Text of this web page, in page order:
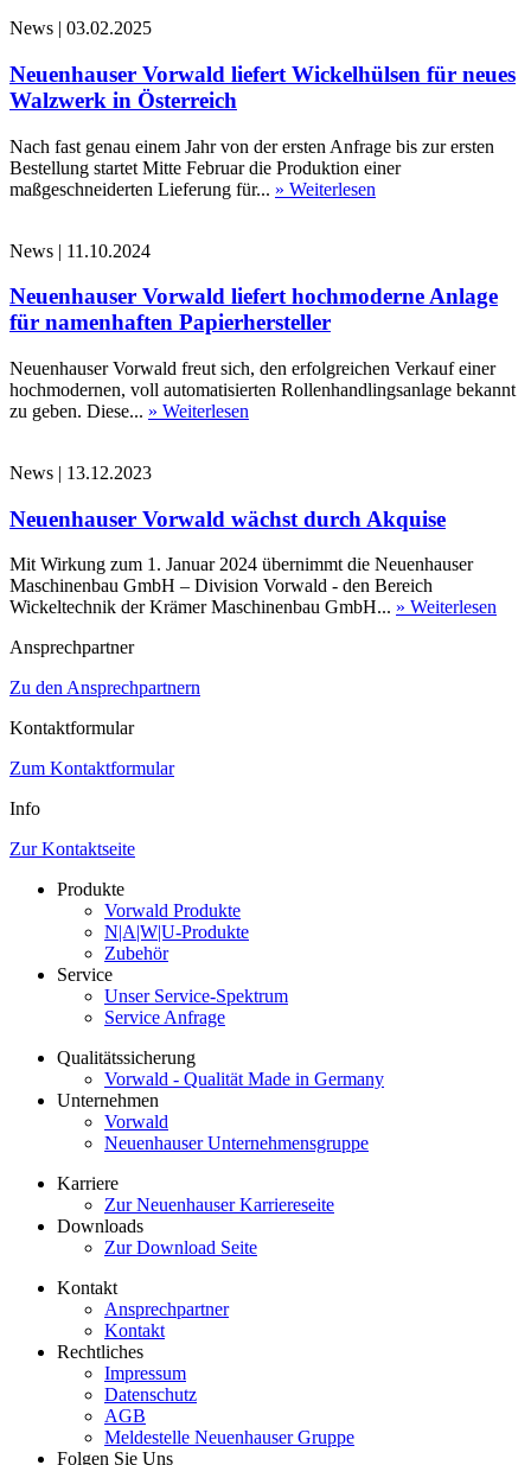
News | 03.02.2025
Neuenhauser Vorwald liefert Wickelhülsen für neues
Walzwerk in Österreich
Nach fast genau einem Jahr von der ersten Anfrage bis zur ersten
Bestellung startet Mitte Februar die Produktion einer
maßgeschneiderten Lieferung für... » Weiterlesen
News | 11.10.2024
Neuenhauser Vorwald liefert hochmoderne Anlage
für namenhaften Papierhersteller
Neuenhauser Vorwald freut sich, den erfolgreichen Verkauf einer
hochmodernen, voll automatisierten Rollenhandlingsanlage bekannt
zu geben. Diese... » Weiterlesen
News | 13.12.2023
Neuenhauser Vorwald wächst durch Akquise
Mit Wirkung zum 1. Januar 2024 übernimmt die Neuenhauser
Maschinenbau GmbH – Division Vorwald - den Bereich
Wickeltechnik der Krämer Maschinenbau GmbH... » Weiterlesen
Ansprechpartner
Zu den Ansprechpartnern
Kontaktformular
Zum Kontaktformular
Info
Zur Kontaktseite
Produkte
Vorwald Produkte
N|A|W|U-Produkte
Zubehör
Service
Unser Service-Spektrum
Service Anfrage
Qualitätssicherung
Vorwald - Qualität Made in Germany
Unternehmen
Vorwald
Neuenhauser Unternehmensgruppe
Karriere
Zur Neuenhauser Karriereseite
Downloads
Zur Download Seite
Kontakt
Ansprechpartner
Kontakt
Rechtliches
Impressum
Datenschutz
AGB
Meldestelle Neuenhauser Gruppe
Folgen Sie Uns